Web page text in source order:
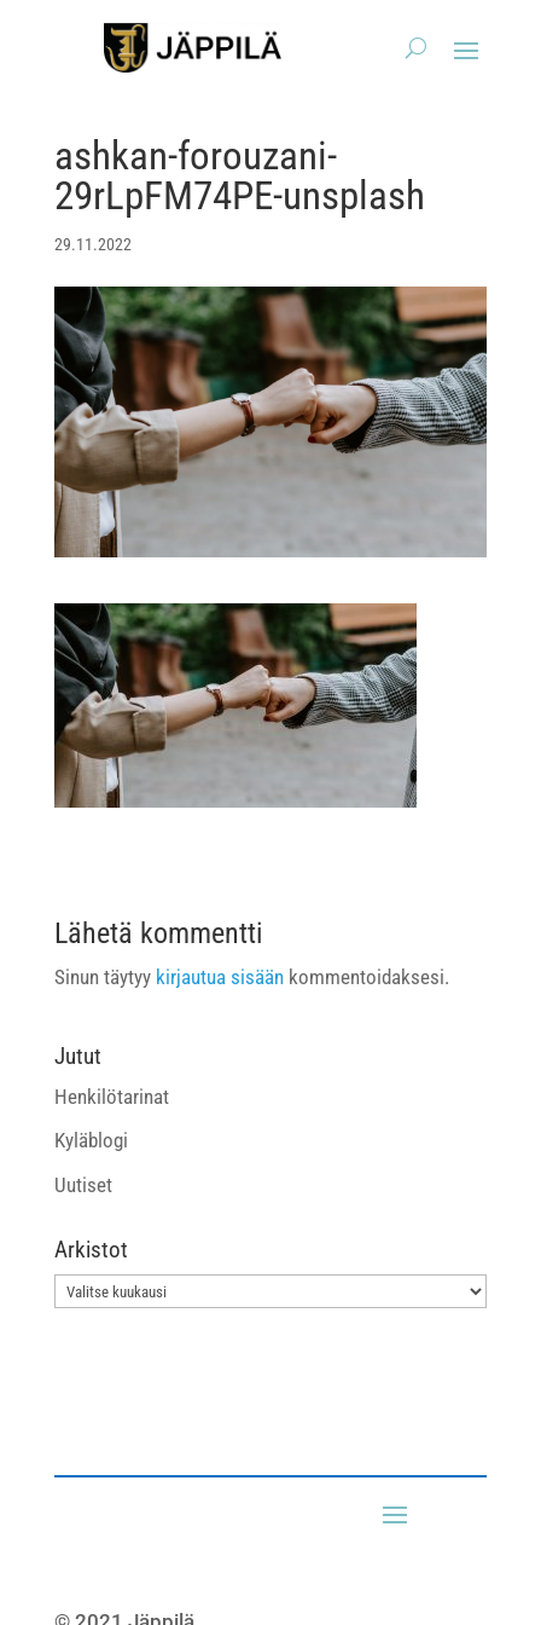
ashkan-forouzani-
29rLpFM74PE-unsplash
29.11.2022
Lähetä kommentti
Sinun täytyy kirjautua sisäänkommentoidaksesi.
Jutut
Henkilötarinat
Kyläblogi
Uutiset
Arkistot
Arkistot